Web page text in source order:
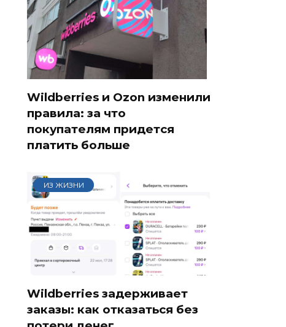
Wildberries и Ozon изменили
правила: за что
покупателям придется
платить больше
ИЗ ЖИЗНИ
Wildberries задерживает
заказы: как отказаться без